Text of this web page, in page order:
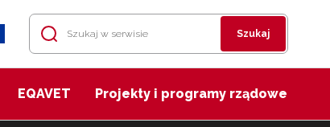
Szukaj
EQAVET Projekty i programy rządowe